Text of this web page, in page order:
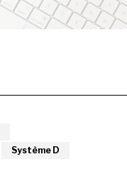
Système D